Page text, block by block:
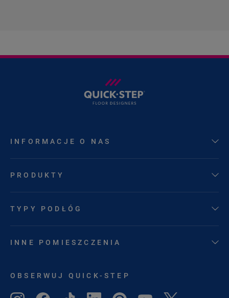
INFORMACJE O NAS
PRODUKTY
TYPY PODŁÓG
INNE POMIESZCZENIA
OBSERWUJ QUICK-STEP